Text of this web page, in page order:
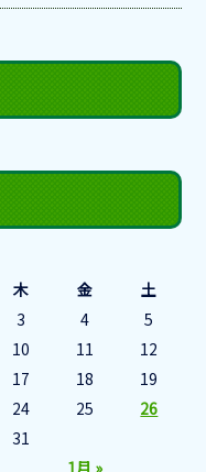
木 金 土
3 4
5
10 11
12
17 18
19
24 25
26
31